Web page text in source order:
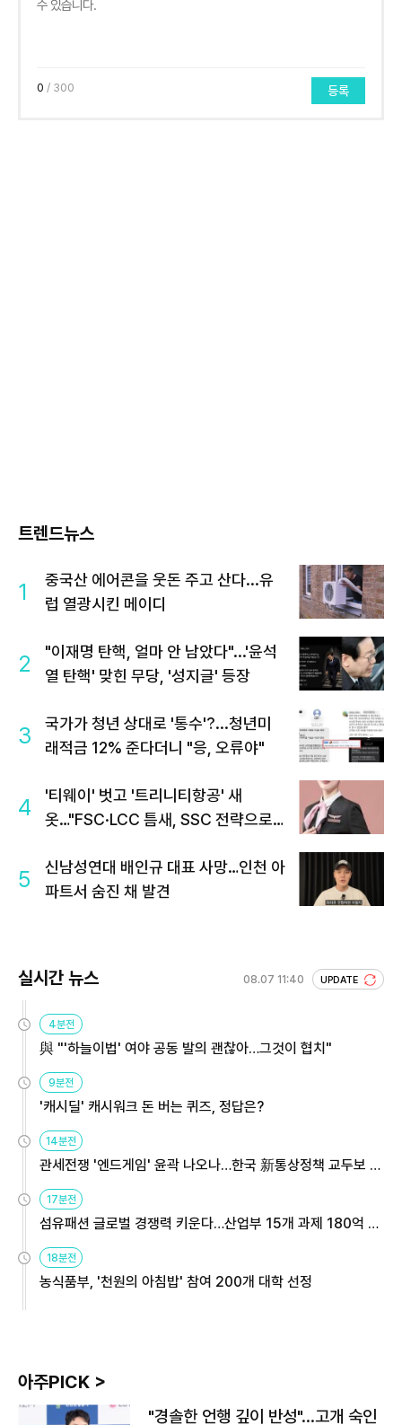
0 / 300 등록
트렌드뉴스
1
중국산 에어콘을 웃돈 주고 산다...유
럽 열광시킨 메이디
2
"이재명 탄핵, 얼마 안 남았다"...'윤석
열 탄핵' 맞힌 무당, '성지글' 등장
3
국가가 청년 상대로 '통수'?...청년미
래적금 12% 준다더니 "응, 오류야"
4
'티웨이' 벗고 '트리니티항공' 새
옷…"FSC·LCC 틈새, SSC 전략으로
5
신남성연대 배인규 대표 사망…인천 아
파트서 숨진 채 발견
실시간 뉴스 08.07 11:40 UPDATE
4분전
與 "'하늘이법' 여야 공동 발의 괜찮아…그것이 협치"
9분전
'캐시딜' 캐시워크 돈 버는 퀴즈, 정답은?
14분전
관세전쟁 '엔드게임' 윤곽 나오나…한국 新통상정책 교두보 활
용해야
17분전
섬유패션 글로벌 경쟁력 키운다…산업부 15개 과제 180억 지
원
18분전
농식품부, '천원의 아침밥' 참여 200개 대학 선정
아주PICK >
"경솔한 언행 깊이 반성"…고개 숙인